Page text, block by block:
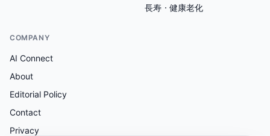
長寿・健康老化
COMPANY
AI Connect
About
Editorial Policy
Contact
Privacy